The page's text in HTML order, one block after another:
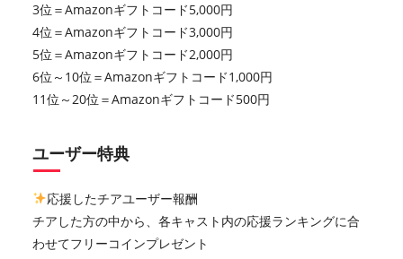
3位＝Amazonギフトコード5,000円
4位＝Amazonギフトコード3,000円
5位＝Amazonギフトコード2,000円
6位～10位＝Amazonギフトコード1,000円
11位～20位＝Amazonギフトコード500円
ユーザー特典
応援したチアユーザー報酬
チアした方の中から、各キャスト内の応援ランキングに合
わせてフリーコインプレゼント